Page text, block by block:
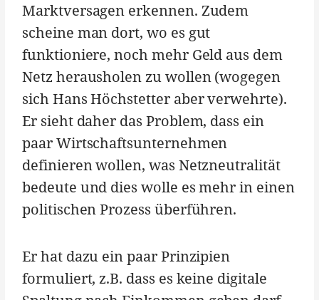
Marktversagen erkennen. Zudem
scheine man dort, wo es gut
funktioniere, noch mehr Geld aus dem
Netz herausholen zu wollen (wogegen
sich Hans Höchstetter aber verwehrte).
Er sieht daher das Problem, dass ein
paar Wirtschaftsunternehmen
definieren wollen, was Netzneutralität
bedeute und dies wolle es mehr in einen
politischen Prozess überführen.
Er hat dazu ein paar Prinzipien
formuliert, z.B. dass es keine digitale